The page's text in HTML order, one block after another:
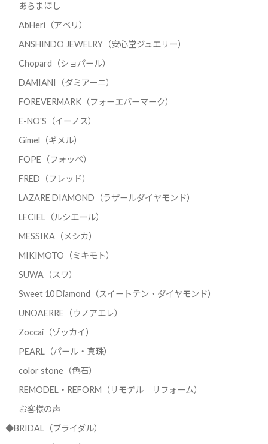
あらまほし
AbHeri（アベリ）
ANSHINDO JEWELRY（安心堂ジュエリー）
Chopard（ショパール）
DAMIANI（ダミアーニ）
FOREVERMARK（フォーエバーマーク）
E-NO'S（イーノス）
Gimel（ギメル）
FOPE（フォッペ）
FRED（フレッド）
LAZARE DIAMOND（ラザールダイヤモンド）
LECIEL（ルシエール）
MESSIKA（メシカ）
MIKIMOTO（ミキモト）
SUWA（スワ）
Sweet 10 Diamond（スイートテン・ダイヤモンド）
UNOAERRE（ウノアエレ）
Zoccai（ゾッカイ）
PEARL（パール・真珠）
color stone（色石）
REMODEL・REFORM（リモデル リフォーム）
お客様の声
◆BRIDAL（ブライダル）